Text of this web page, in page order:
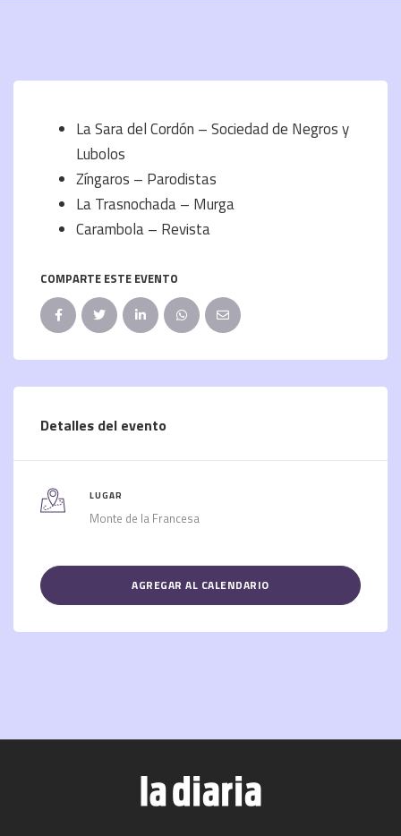
La Sara del Cordón – Sociedad de Negros y
Lubolos
Zíngaros – Parodistas
La Trasnochada – Murga
Carambola – Revista
COMPARTE ESTE EVENTO
Detalles del evento
LUGAR
Monte de la Francesa
AGREGAR AL CALENDARIO